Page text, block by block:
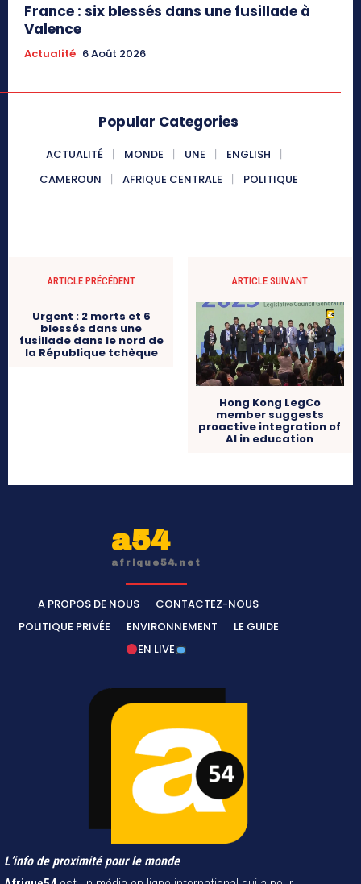
France : six blessés dans une fusillade à
Valence
Actualité 6 Août 2026
Popular Categories
ACTUALITÉ MONDE UNE
ENGLISH
CAMEROUN
AFRIQUE CENTRALE POLITIQUE
ARTICLE PRÉCÉDENT
Urgent : 2 morts et 6
blessés dans une
fusillade dans le nord de
la République tchèque
ARTICLE SUIVANT
Hong Kong LegCo
member suggests
proactive integration of
AI in education
a54
afrique54.net
A PROPOS DE NOUS
CONTACTEZ-NOUS
POLITIQUE PRIVÉE
ENVIRONNEMENT
LE GUIDE
EN LIVE
L’info de proximité pour le monde